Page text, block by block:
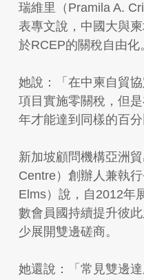
瑞維里（Pramila A.
表專文說，中國大與
於RCEP的關稅自由化
她說：「在中柬自貿
項目實施零關稅，但
年才能達到同樣的百分
新加坡顧問機構亞洲
Centre）創辦人兼執
Elms）說，自2012年
數會員國持續提升彼
少展開雙邊磋商。
她還說：「常見雙邊